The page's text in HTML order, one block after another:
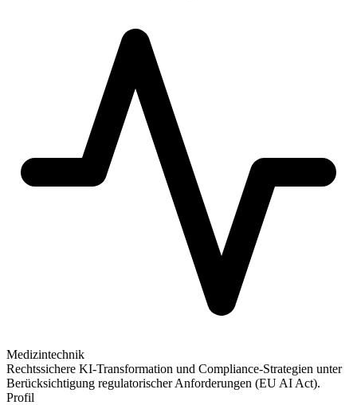
Medizintechnik
Rechtssichere KI-Transformation und Compliance-Strategien unter
Berücksichtigung regulatorischer Anforderungen (EU AI Act).
Profil